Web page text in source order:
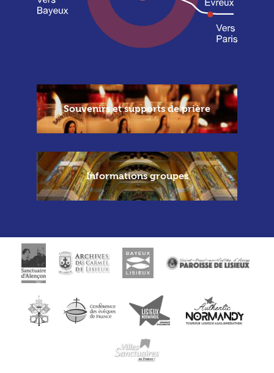
Souvenirs et supports de prière
Informations groupes